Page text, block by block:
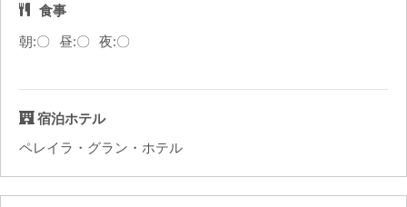
食事
朝:〇 昼:〇 夜:〇
宿泊ホテル
ペレイラ・グラン・ホテル